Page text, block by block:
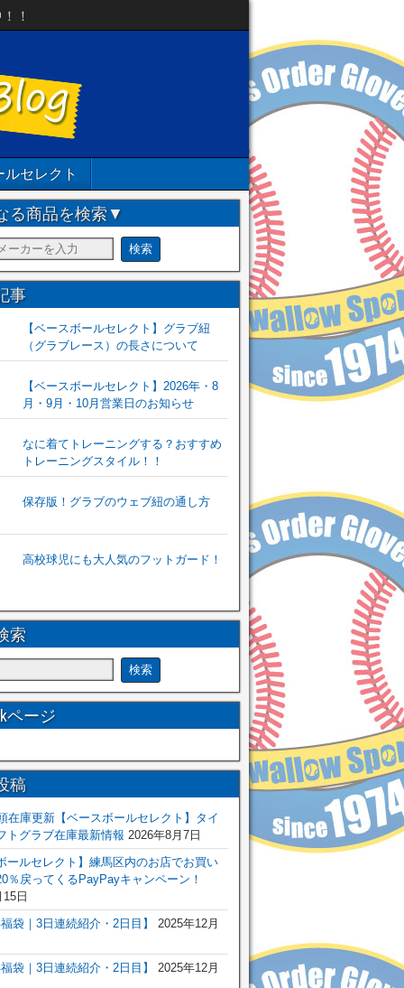
！
セレクト
る商品を検索▼
事
【ベースボールセレクト】グラブ紐
（グラブレース）の長さについて
【ベースボールセレクト】2026年・8
月・9月・10月営業日のお知らせ
なに着てトレーニングする？おすすめ
トレーニングスタイル！！
保存版！グラブのウェブ紐の通し方
高校球児にも大人気のフットガード！
索
ページ
稿
在庫更新【ベースボールセレクト】タイ
トグラブ在庫最新情報 2026年8月7日
ールセレクト】練馬区内のお店でお買い
％戻ってくるPayPayキャンペーン！
日
袋｜3日連続紹介・2日目】
2025年12月
袋｜3日連続紹介・2日目】 2025年12月